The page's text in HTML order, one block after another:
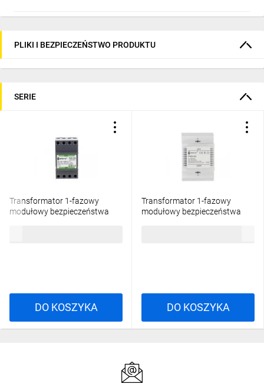
PLIKI I BEZPIECZEŃSTWO PRODUKTU
SERIE
Transformator 1-fazowy
modułowy bezpieczeństwa
DO KOSZYKA
Transformator 1-fazowy
modułowy bezpieczeństwa
DO KOSZYKA